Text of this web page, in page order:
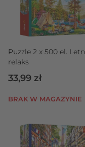
Puzzle 2 x 500 el.
relaks
33,99 zł
BRAK W MAGAZYNIE